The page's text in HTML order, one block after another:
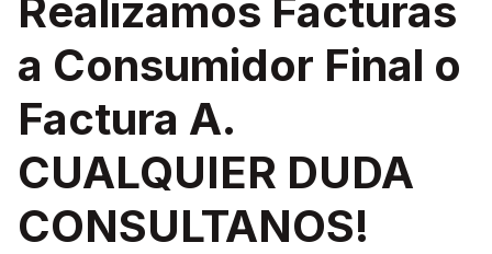
Realizamos Facturas
a Consumidor Final o
Factura A.
CUALQUIER DUDA
CONSULTANOS!